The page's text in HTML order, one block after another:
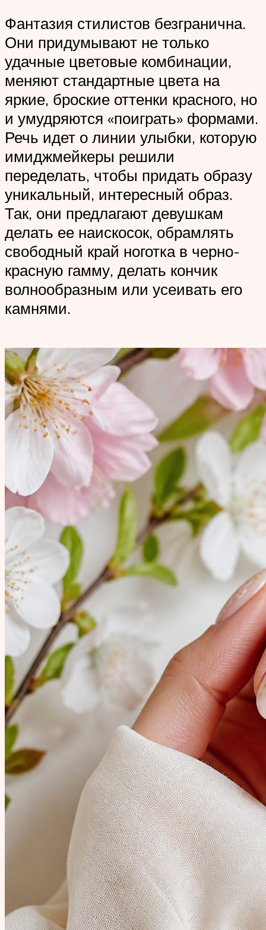
Фантазия стилистов безгранична.
Они придумывают не только
удачные цветовые комбинации,
меняют стандартные цвета на
яркие, броские оттенки красного, но
и умудряются «поиграть» формами.
Речь идет о линии улыбки, которую
имиджмейкеры решили
переделать, чтобы придать образу
уникальный, интересный образ.
Так, они предлагают девушкам
делать ее наискосок, обрамлять
свободный край ноготка в черно-
красную гамму, делать кончик
волнообразным или усеивать его
камнями.